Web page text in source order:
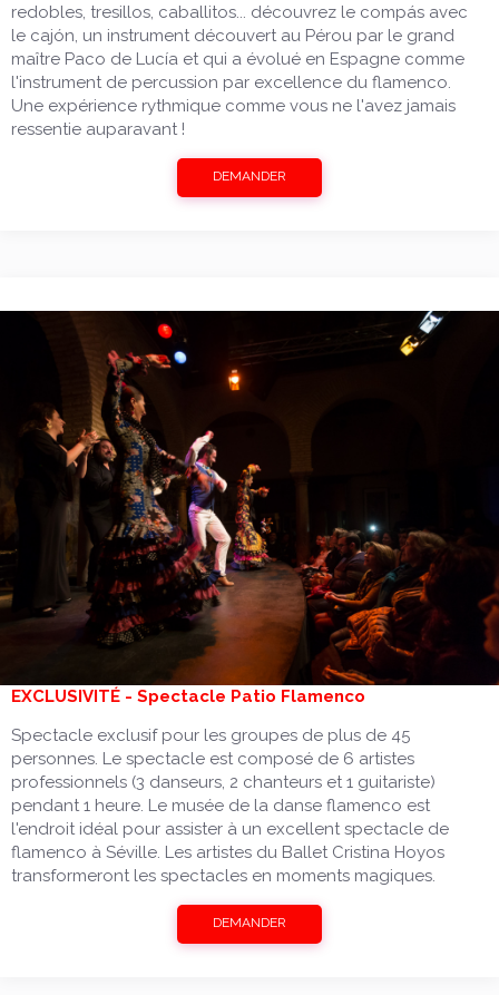
redobles, tresillos, caballitos... découvrez le compás avec
le cajón, un instrument découvert au Pérou par le grand
maître Paco de Lucía et qui a évolué en Espagne comme
l'instrument de percussion par excellence du flamenco.
Une expérience rythmique comme vous ne l'avez jamais
ressentie auparavant !
DEMANDER
EXCLUSIVITÉ - Spectacle Patio Flamenco
Spectacle exclusif pour les groupes de plus de 45
personnes. Le spectacle est composé de 6 artistes
professionnels (3 danseurs, 2 chanteurs et 1 guitariste)
pendant 1 heure. Le musée de la danse flamenco est
l'endroit idéal pour assister à un excellent spectacle de
flamenco à Séville. Les artistes du Ballet Cristina Hoyos
transformeront les spectacles en moments magiques.
DEMANDER